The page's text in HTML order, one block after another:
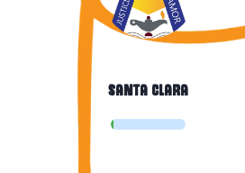
Santa clara